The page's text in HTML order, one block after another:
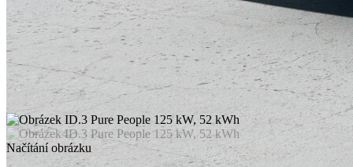
Načítání obrázku